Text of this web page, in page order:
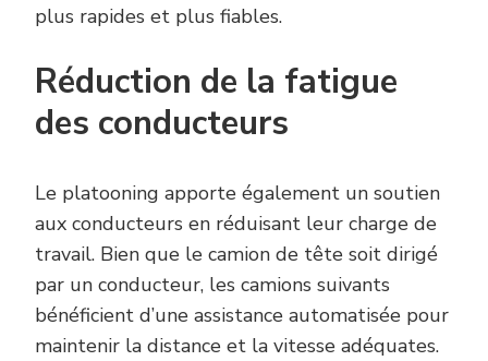
plus rapides et plus fiables.
Réduction de la fatigue
des conducteurs
Le platooning apporte également un soutien
aux conducteurs en réduisant leur charge de
travail. Bien que le camion de tête soit dirigé
par un conducteur, les camions suivants
bénéficient d’une assistance automatisée pour
maintenir la distance et la vitesse adéquates.